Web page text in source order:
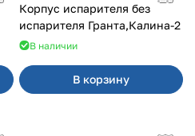
Корпус испарителя без
испарителя Гранта,Калина-2
В наличии
В корзину